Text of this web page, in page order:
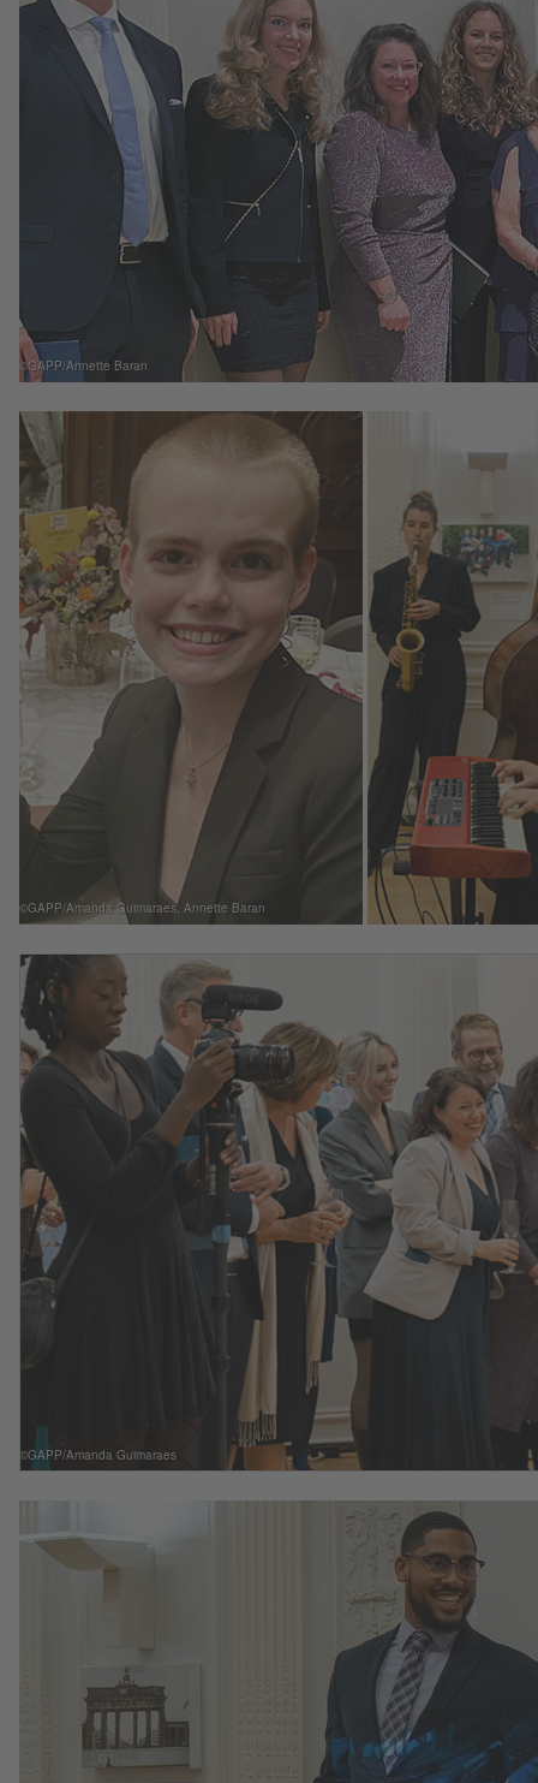
©GAPP/Annette Baran
©GAPP/Amanda Guimaraes, Annette Baran
©GAPP/Amanda Guimaraes